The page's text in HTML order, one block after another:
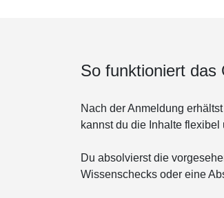
So funktioniert das
Nach der Anmeldung
kannst du die Inhalte
Du absolvierst die
Wissenschecks oder eine